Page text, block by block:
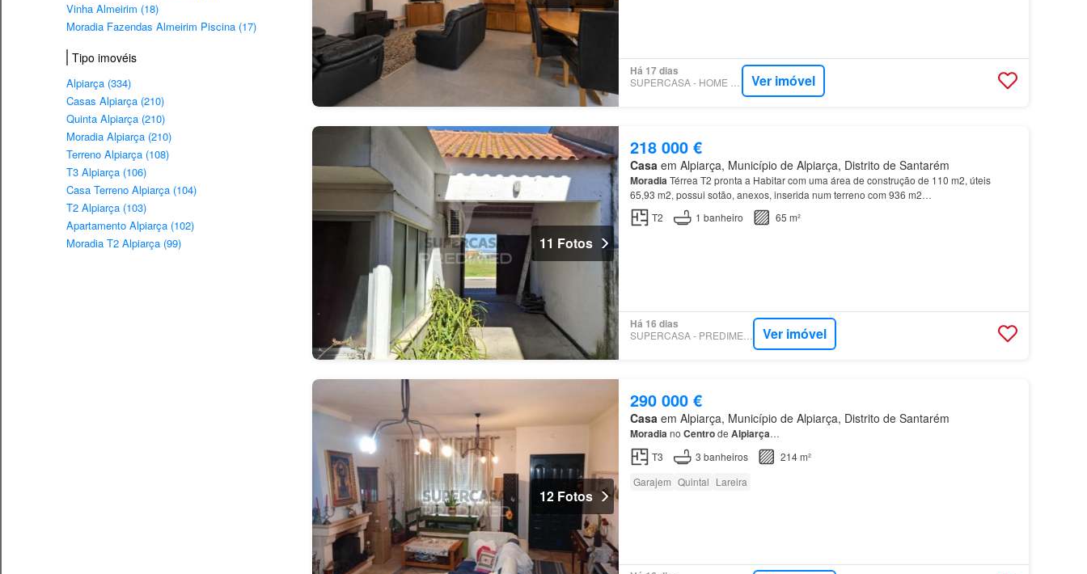
Vinha Almeirim (18)
Moradia Fazendas Almeirim Piscina (17)
Tipo imovéis
Alpiarça (334)
Casas Alpiarça (210)
Quinta Alpiarça (210)
Moradia Alpiarça (210)
Terreno Alpiarça (108)
T3 Alpiarça (106)
Casa Terreno Alpiarça (104)
T2 Alpiarça (103)
Apartamento Alpiarça (102)
Moradia T2 Alpiarça (99)
Há 17 dias
Ver imóvel
11 Fotos
218 000 €
Casaem Alpiarça, Município de Alpiarça, Distrito de Santarém
MoradiaTérrea T2 pronta a Habitar com uma área de construção de 110 m2, úteis
65,93 m2, possui sotão, anexos, inserida num terreno com 936 m2…
T2
1 banheiro 65 m²
Há 16 dias
Ver imóvel
12 Fotos
290 000 €
Casaem Alpiarça, Município de Alpiarça, Distrito de Santarém
Moradiano Centrode Alpiarça…
T3
3 banheiros
214 m²
Garajem Quintal Lareira